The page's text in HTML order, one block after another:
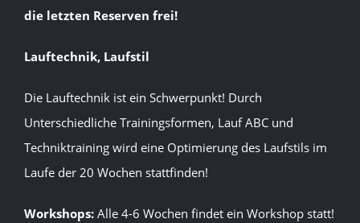
die letzten Reserven frei!
Lauftechnik, Laufstil
Die Lauftechnik ist ein Schwerpunkt! Durch
Unterschiedliche Trainingsformen, Lauf ABC und
Techniktraining wird eine Optimierung des Laufstils im
Laufe der 20 Wochen stattfinden!
Workshops: Alle 4-6 Wochen findet ein Workshop statt!